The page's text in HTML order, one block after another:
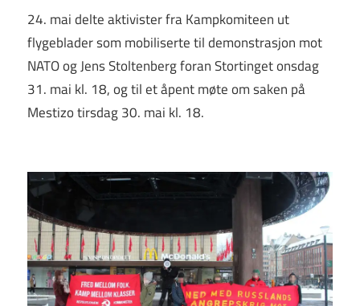
24. mai delte aktivister fra Kampkomiteen ut
flygeblader som mobiliserte til demonstrasjon mot
NATO og Jens Stoltenberg foran Stortinget onsdag
31. mai kl. 18, og til et åpent møte om saken på
Mestizo tirsdag 30. mai kl. 18.